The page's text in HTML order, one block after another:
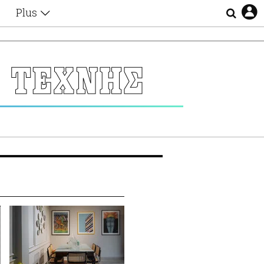
Plus
Αφιερώματα
Ζώδια
Lgbtqi+
ΤΕΧΝΗΣ